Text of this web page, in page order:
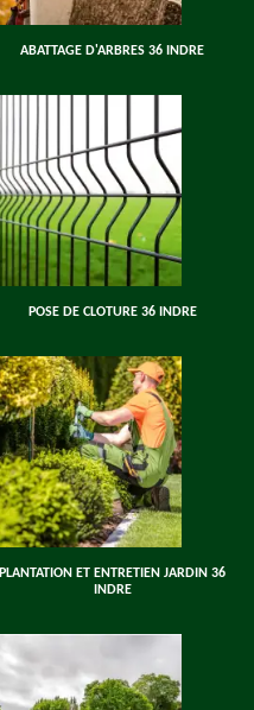
ABATTAGE D'ARBRES 36 INDRE
POSE DE CLOTURE 36 INDRE
PLANTATION ET ENTRETIEN JARDIN 36
INDRE